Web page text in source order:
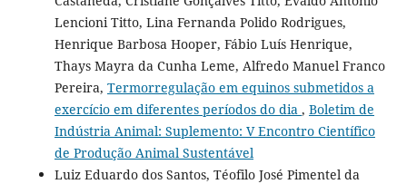
Lencioni Titto, Lina Fernanda Polido Rodrigues,
Henrique Barbosa Hooper, Fábio Luís Henrique,
Thays Mayra da Cunha Leme, Alfredo Manuel Franco
Pereira, Termorregulação em equinos submetidos a
exercício em diferentes períodos do dia , Boletim de
Indústria Animal: Suplemento: V Encontro Científico
de Produção Animal Sustentável
Luiz Eduardo dos Santos, Téofilo José Pimentel da